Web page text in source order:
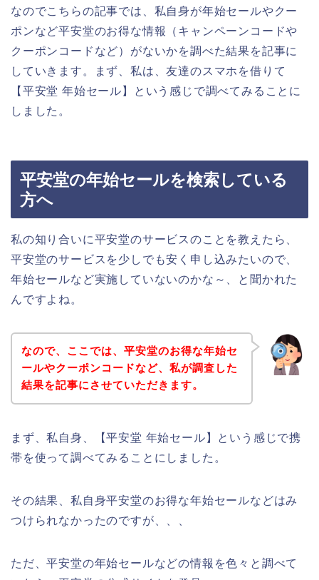
なのでこちらの記事では、私自身が年始セールやクー
ポンなど平安堂のお得な情報（キャンペーンコードや
クーポンコードなど）がないかを調べた結果を記事に
していきます。まず、私は、友達のスマホを借りて
【平安堂 年始セール】という感じで調べてみることに
しました。
平安堂の年始セールを検索している
方へ
私の知り合いに平安堂のサービスのことを教えたら、
平安堂のサービスを少しでも安く申し込みたいので、
年始セールなど実施していないのかな～、と聞かれた
んですよね。
なので、ここでは、平安堂のお得な年始セ
ールやクーポンコードなど、私が調査した
結果を記事にさせていただきます。
まず、私自身、【平安堂 年始セール】という感じで携
帯を使って調べてみることにしました。
その結果、私自身平安堂のお得な年始セールなどはみ
つけられなかったのですが、、、
ただ、平安堂の年始セールなどの情報を色々と調べて